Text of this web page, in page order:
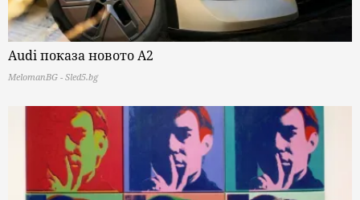
Audi показа новото A2
MelomanBG - Sled5.bg